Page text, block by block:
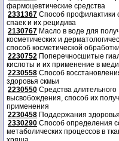
фармоцевтические средства
2331367 Способ профилактики
спаек и их рецидива
2130767 Масло в воде для
косметических и
способ косметической обработки
2230752 Поперечносшитые
кислоты и их применение в
2230558 Способ
здоровья скмьи
2230550 Средства длительного
высвобождения, способ их
применения
2230458 Поддержания
2330290 Способ определения
метаболических процессов в